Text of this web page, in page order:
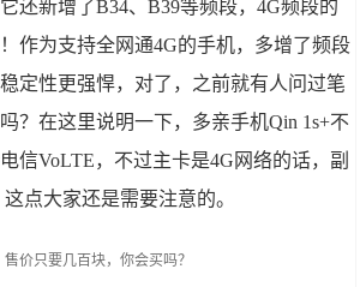
还新增了B34、B39等频段，4G频段的
作为支持全网通4G的手机，多增了频段
定性更强悍，对了，之前就有人问过笔
？在这里说明一下，多亲手机Qin 1s+不
信VoLTE，不过主卡是4G网络的话，副
点大家还是需要注意的。